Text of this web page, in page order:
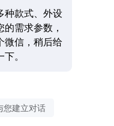
种款式、外设
需求参数，
微信，稍后给
。
您建立对话